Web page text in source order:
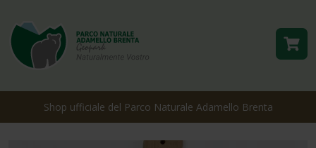
Shop ufficiale del Parco Naturale Adamello Brenta